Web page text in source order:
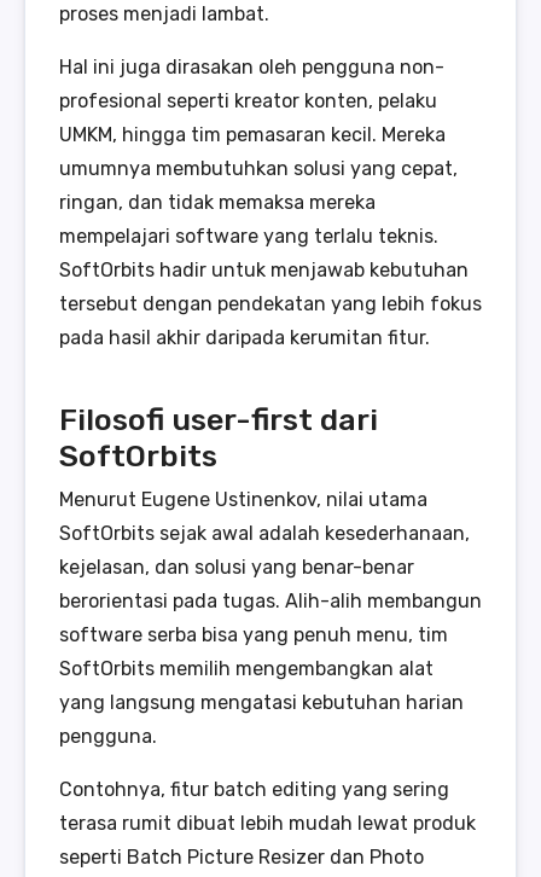
proses menjadi lambat.
Hal ini juga dirasakan oleh pengguna non-
profesional seperti kreator konten, pelaku
UMKM, hingga tim pemasaran kecil. Mereka
umumnya membutuhkan solusi yang cepat,
ringan, dan tidak memaksa mereka
mempelajari software yang terlalu teknis.
SoftOrbits hadir untuk menjawab kebutuhan
tersebut dengan pendekatan yang lebih fokus
pada hasil akhir daripada kerumitan fitur.
Filosofi user-first dari
SoftOrbits
Menurut Eugene Ustinenkov, nilai utama
SoftOrbits sejak awal adalah kesederhanaan,
kejelasan, dan solusi yang benar-benar
berorientasi pada tugas. Alih-alih membangun
software serba bisa yang penuh menu, tim
SoftOrbits memilih mengembangkan alat
yang langsung mengatasi kebutuhan harian
pengguna.
Contohnya, fitur batch editing yang sering
terasa rumit dibuat lebih mudah lewat produk
seperti Batch Picture Resizer dan Photo